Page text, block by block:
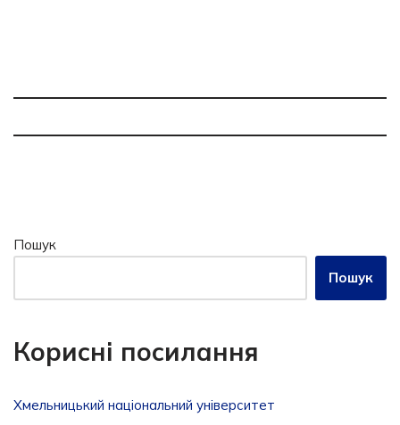
Пошук
Пошук
Корисні посилання
Хмельницький національний університет